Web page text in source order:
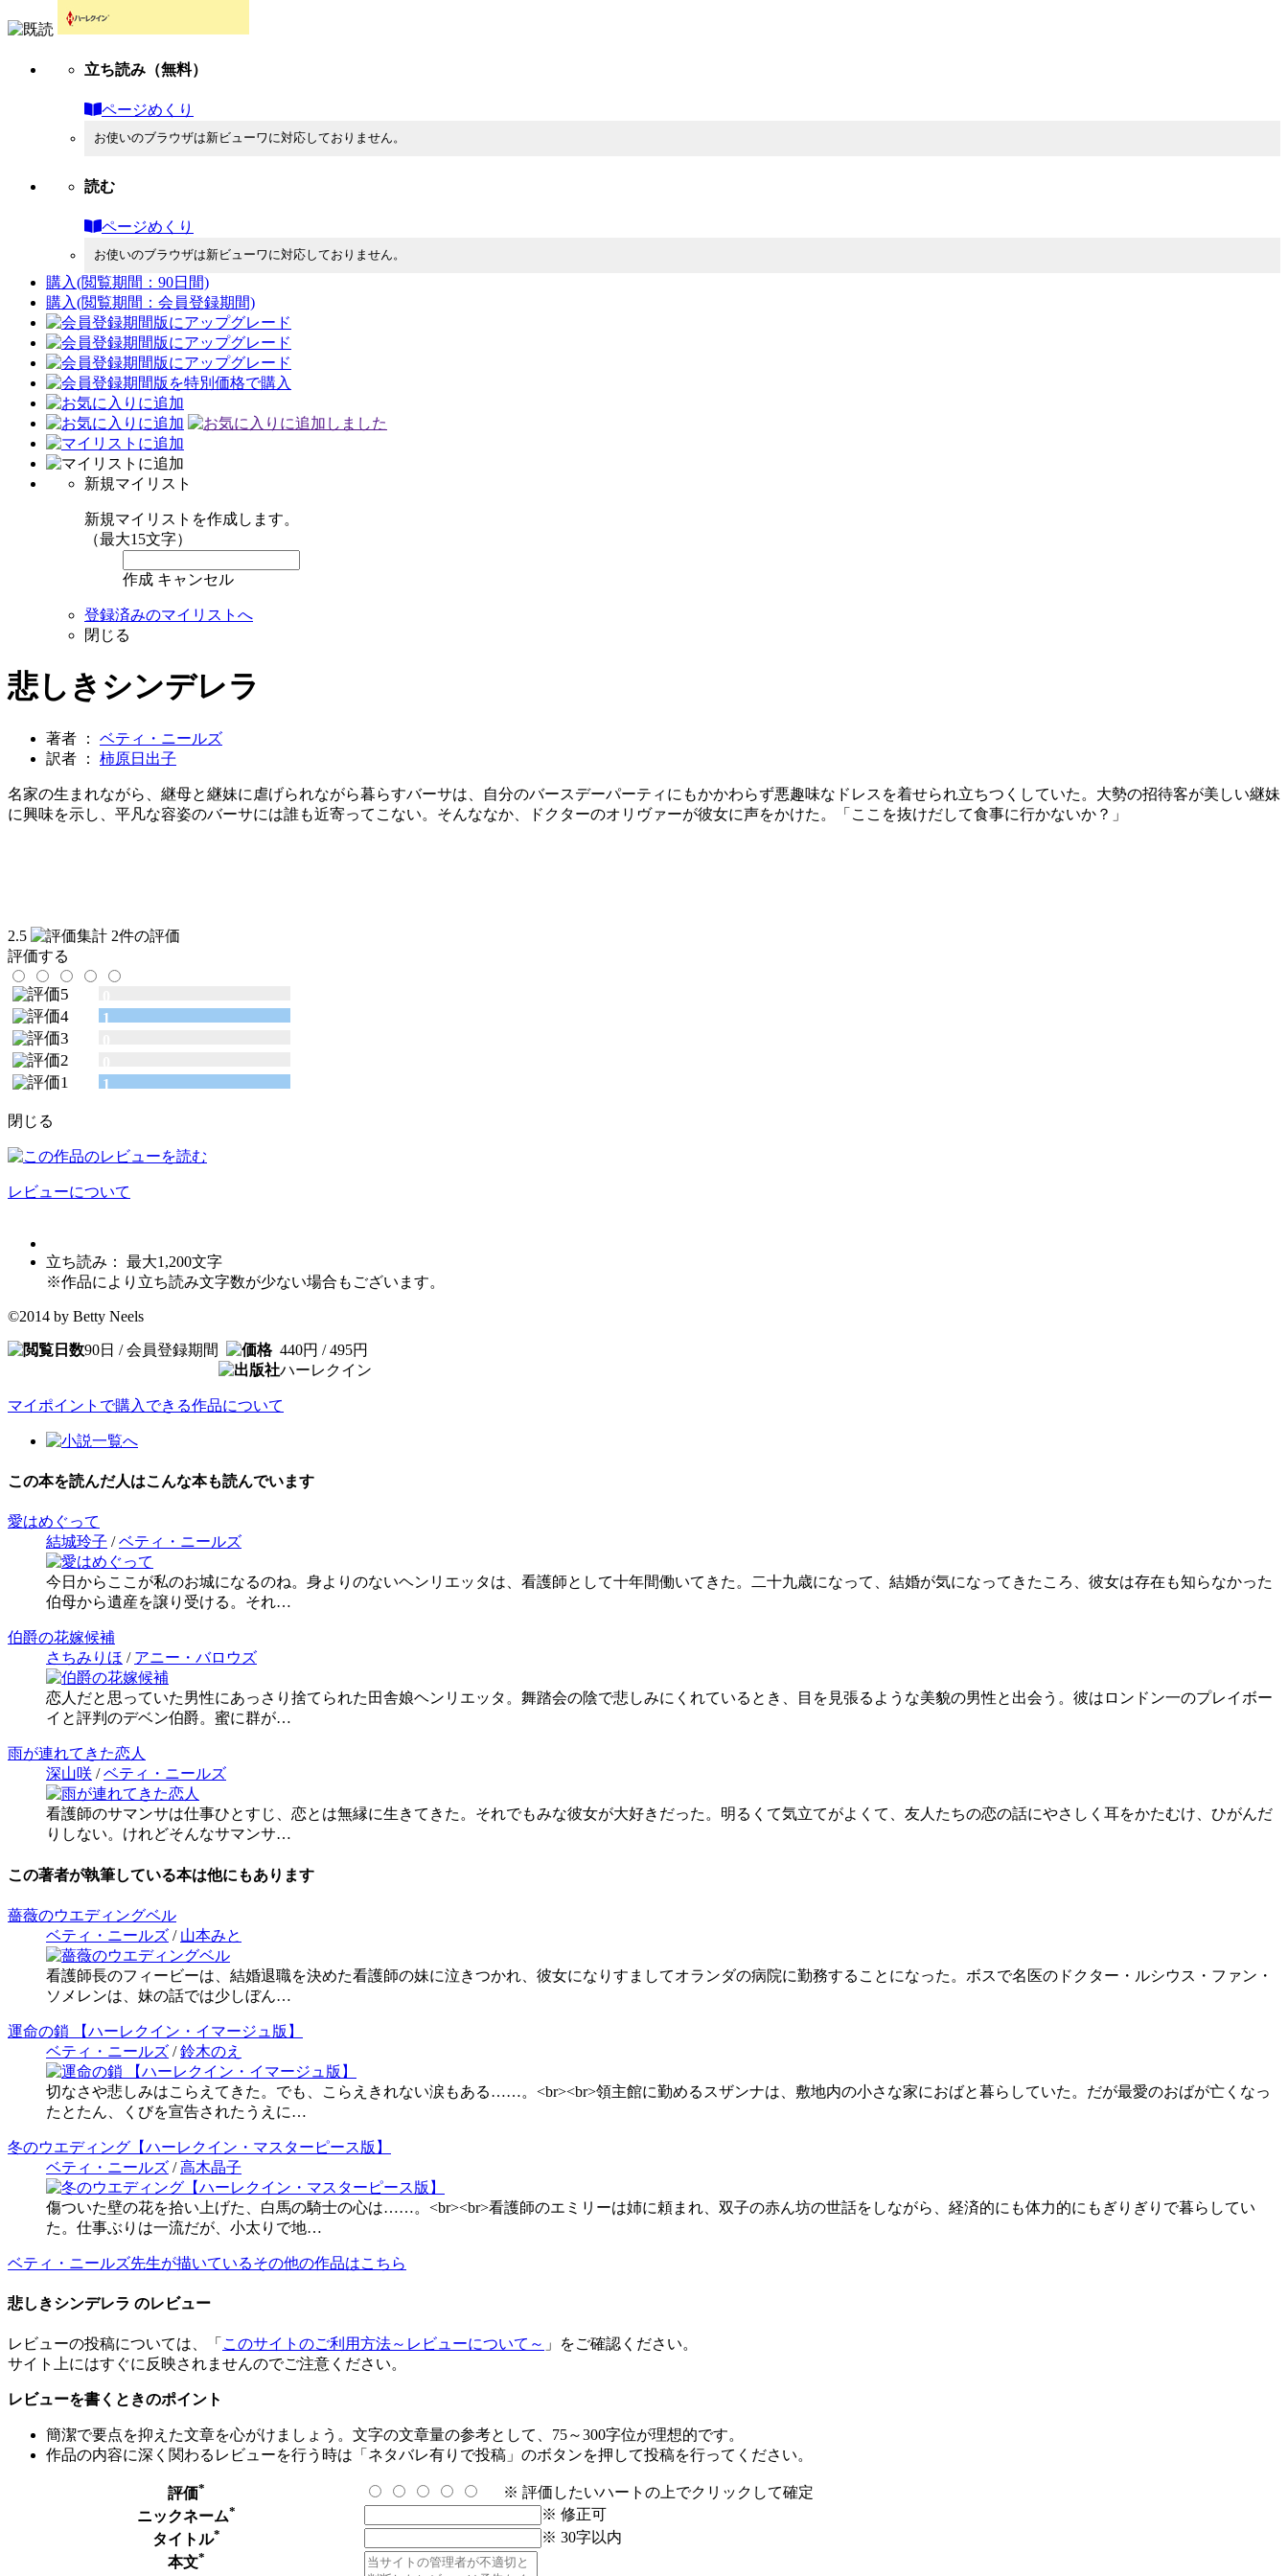
立ち読み （無料）
ページめくり
お使いのブラウザは新ビューワに対応しておりません。
読む
ページめくり
お使いのブラウザは新ビューワに対応しておりません。
購入(閲覧期間：90日間)
購入(閲覧期間：会員登録期間)
新規マイリスト
新規マイリストを作成します。
（最大15文字）
作成 キャンセル
登録済みのマイリストへ
閉じる
悲しきシンデレラ
著者 ： ベティ・ニールズ
訳者 ： 柿原日出子
名家の生まれながら、継母と継妹に虐げられながら暮らすバーサは、自分のバースデーパーティにもかかわらず悪趣味なドレスを着せられ立ちつくしていた。大勢の招待客が美しい継妹
に興味を示し、平凡な容姿のバーサには誰も近寄ってこない。そんななか、ドクターのオリヴァーが彼女に声をかけた。「ここを抜けだして食事に行かないか？」
2.5
2件の評価
評価する
1
1
閉じる
レビューについて
立ち読み： 最大1,200文字
※作品により立ち読み文字数が少ない場合もございます。
©2014 by Betty Neels
90日 / 会員登録期間
440円 / 495円
ハーレクイン
マイポイントで購入できる作品について
この本を読んだ人はこんな本も読んでいます
愛はめぐって
結城玲子 /ベティ・ニールズ
今日からここが私のお城になるのね。身よりのないヘンリエッタは、看護師として十年間働いてきた。二十九歳になって、結婚が気になってきたころ、彼女は存在も知らなかった
伯母から遺産を譲り受ける。それ…
伯爵の花嫁候補
さちみりほ / アニー・バロウズ
恋人だと思っていた男性にあっさり捨てられた田舎娘ヘンリエッタ。舞踏会の陰で悲しみにくれているとき、目を見張るような美貌の男性と出会う。彼はロンドン一のプレイボー
イと評判のデベン伯爵。蜜に群が…
雨が連れてきた恋人
深山咲 /ベティ・ニールズ
看護師のサマンサは仕事ひとすじ、恋とは無縁に生きてきた。それでもみな彼女が大好きだった。明るくて気立てがよくて、友人たちの恋の話にやさしく耳をかたむけ、ひがんだ
りしない。けれどそんなサマンサ…
この著者が執筆している本は他にもあります
薔薇のウエディングベル
ベティ・ニールズ / 山本みと
看護師長のフィービーは、結婚退職を決めた看護師の妹に泣きつかれ、彼女になりすましてオランダの病院に勤務することになった。ボスで名医のドクター・ルシウス・ファン・
ソメレンは、妹の話では少しぼん…
運命の鎖 【ハーレクイン・イマージュ版】
ベティ・ニールズ /鈴木のえ
切なさや悲しみはこらえてきた。でも、こらえきれない涙もある……。<br><br>領主館に勤めるスザンナは、敷地内の小さな家におばと暮らしていた。だが最愛のおばが亡くなっ
たとたん、くびを宣告されたうえに…
冬のウエディング【ハーレクイン・マスターピース版】
ベティ・ニールズ /高木晶子
傷ついた壁の花を拾い上げた、白馬の騎士の心は……。<br><br>看護師のエミリーは姉に頼まれ、双子の赤ん坊の世話をしながら、経済的にも体力的にもぎりぎりで暮らしてい
た。仕事ぶりは一流だが、小太りで地…
ベティ・ニールズ先生が描いているその他の作品はこちら
悲しきシンデレラ のレビュー
レビューの投稿については、「 このサイトのご利用方法～レビューについて～ 」をご確認ください。
サイト上にはすぐに反映されませんのでご注意ください。
レビューを書くときのポイント
簡潔で要点を抑えた文章を心がけましょう。文字の文章量の参考として、75～300字位が理想的です。
作品の内容に深く関わるレビューを行う時は「ネタバレ有りで投稿」のボタンを押して投稿を行ってください。
評価*
※ 評価したいハートの上でクリックして確定
ニックネーム*
※ 修正可
タイトル*
※ 30字以内
本文*